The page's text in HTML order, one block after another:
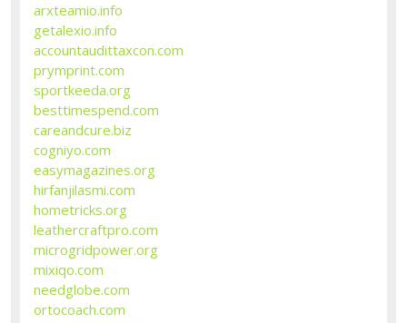
arxteamio.info
getalexio.info
accountaudittaxcon.com
prymprint.com
sportkeeda.org
besttimespend.com
careandcure.biz
cogniyo.com
easymagazines.org
hirfanjilasmi.com
hometricks.org
leathercraftpro.com
microgridpower.org
mixiqo.com
needglobe.com
ortocoach.com